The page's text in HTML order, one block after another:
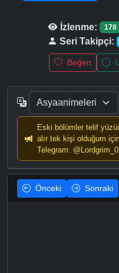
İzlenme:
178
Seri Takipçi:
Beğen
Eski bölümler telif
alır tek kişi olduğum
Telegram:
Önceki Sonraki